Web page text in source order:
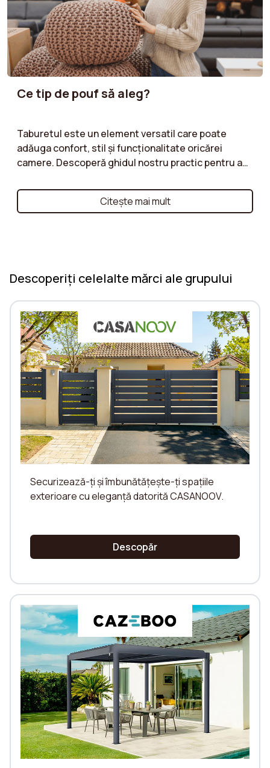
Ce tip de pouf să aleg?
Taburetul este un element versatil care poate
adăuga confort, stil și funcționalitate oricărei
camere. Descoperă ghidul nostru practic pentru a
Fie că optezi pentru un taburet cu spațiu de
depozitare oferind un plus de spațiu, un taburet
Citeşte mai mult
Descoperiți celelalte mărci ale grupului
Securizează-ți și îmbunătățește-ți spațiile
exterioare cu eleganță datorită CASANOOV.
Descopăr